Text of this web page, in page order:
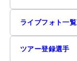
ライブフォト一覧
ツアー登録選手